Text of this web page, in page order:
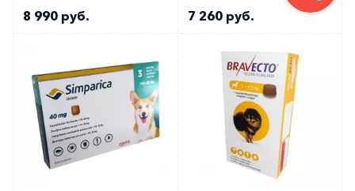
8 990 руб. 7 260 руб.